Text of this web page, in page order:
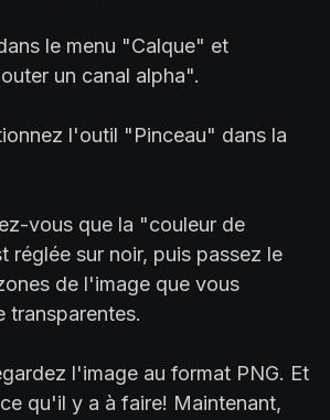
le menu "Calque" et
un canal alpha".
l'outil "Pinceau" dans la
vous que la "couleur de
réglée sur noir, puis passez le
de l'image que vous
transparentes.
l'image au format PNG. Et
qu'il y a à faire! Maintenant,